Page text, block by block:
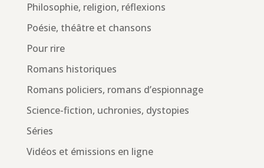
Philosophie, religion, réflexions
Poésie, théâtre et chansons
Pour rire
Romans historiques
Romans policiers, romans d’espionnage
Science-fiction, uchronies, dystopies
Séries
Vidéos et émissions en ligne